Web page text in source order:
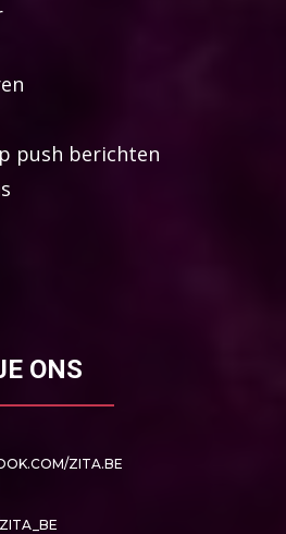
push berichten
ONS
ZITA.BE